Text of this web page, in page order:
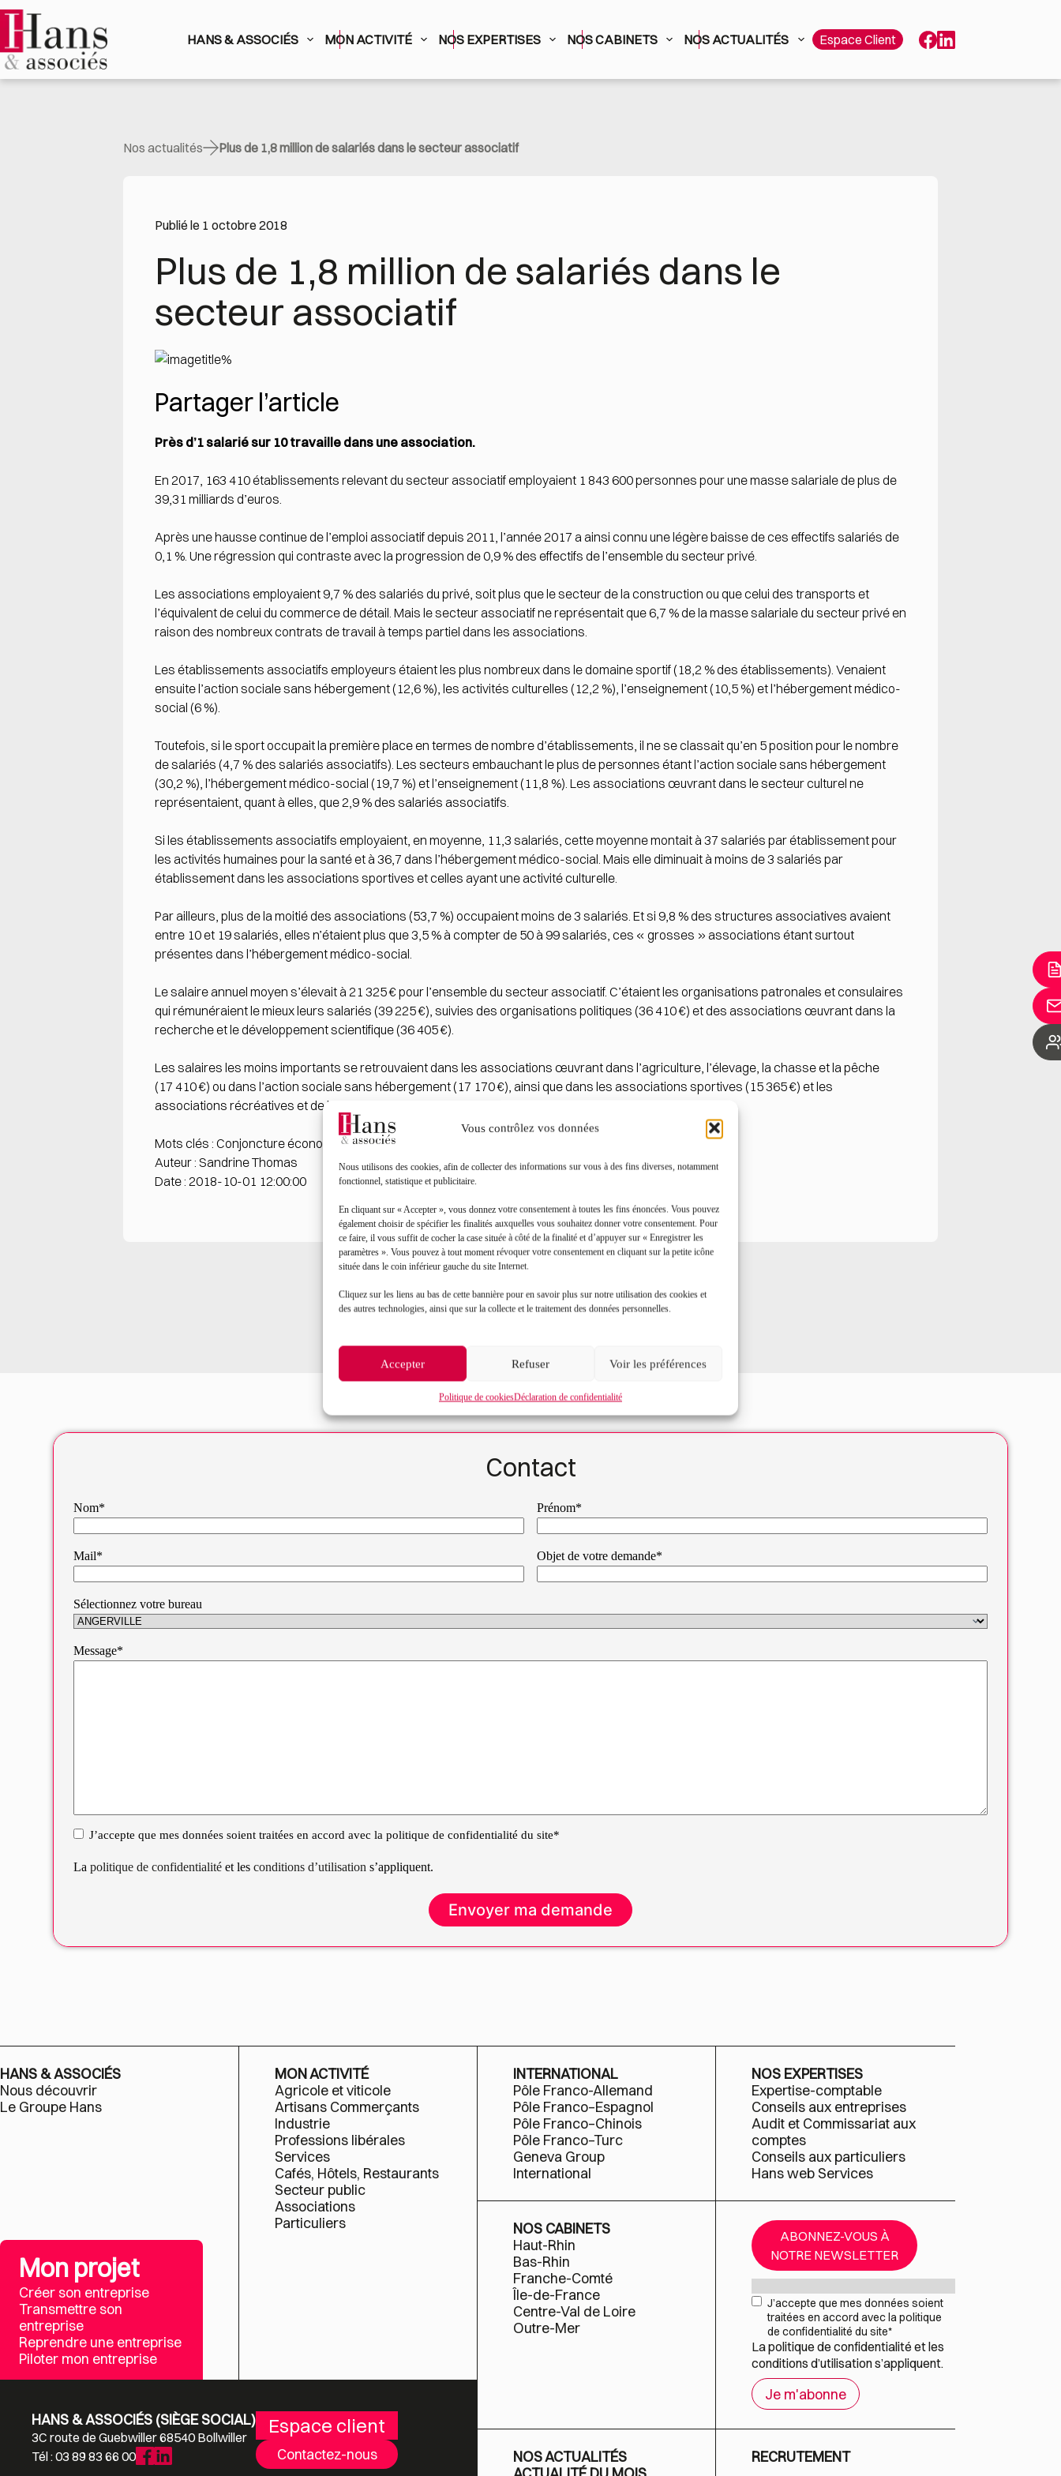
Vous contrôlez vos données
Nous utilisons des cookies, afin de collecter des informations sur vous à des fins diverses, notamment
fonctionnel, statistique et publicitaire.
En cliquant sur « Accepter », vous donnez votre consentement à toutes les fins énoncées. Vous pouvez
également choisir de spécifier les finalités auxquelles vous souhaitez donner votre consentement. Pour
ce faire, il vous suffit de cocher la case située à côté de la finalité et d’appuyer sur « Enregistrer les
paramètres ». Vous pouvez à tout moment révoquer votre consentement en cliquant sur la petite icône
située dans le coin inférieur gauche du site Internet.
Cliquez sur les liens au bas de cette bannière pour en savoir plus sur notre utilisation des cookies et
des autres technologies, ainsi que sur la collecte et le traitement des données personnelles.
Accepter Refuser Voir les préférences
Politique de cookiesDéclaration de confidentialité
contenu
HANS & ASSOCIÉS MON ACTIVITÉ NOS EXPERTISES NOS CABINETS NOS ACTUALITÉS Espace Client
Nos actualités Plus de 1,8 million de salariés dans le secteur associatif
Publié le 1 octobre 2018
Plus de 1,8 million de salariés dans le
secteur associatif
Partager l’article
Près d’1 salarié sur 10 travaille dans une association.
En 2017, 163 410 établissements relevant du secteur associatif employaient 1 843 600 personnes pour une masse salariale de plus de
39,31 milliards d’euros.
Après une hausse continue de l’emploi associatif depuis 2011, l’année 2017 a ainsi connu une légère baisse de ces effectifs salariés de
0,1 %. Une régression qui contraste avec la progression de 0,9 % des effectifs de l’ensemble du secteur privé.
Les associations employaient 9,7 % des salariés du privé, soit plus que le secteur de la construction ou que celui des transports et
l’équivalent de celui du commerce de détail. Mais le secteur associatif ne représentait que 6,7 % de la masse salariale du secteur privé en
raison des nombreux contrats de travail à temps partiel dans les associations.
Les établissements associatifs employeurs étaient les plus nombreux dans le domaine sportif (18,2 % des établissements). Venaient
ensuite l’action sociale sans hébergement (12,6 %), les activités culturelles (12,2 %), l’enseignement (10,5 %) et l’hébergement médico-
social (6 %).
Toutefois, si le sport occupait la première place en termes de nombre d’établissements, il ne se classait qu’en 5 position pour le nombre
de salariés (4,7 % des salariés associatifs). Les secteurs embauchant le plus de personnes étant l’action sociale sans hébergement
(30,2 %), l’hébergement médico-social (19,7 %) et l’enseignement (11,8 %). Les associations œuvrant dans le secteur culturel ne
représentaient, quant à elles, que 2,9 % des salariés associatifs.
Si les établissements associatifs employaient, en moyenne, 11,3 salariés, cette moyenne montait à 37 salariés par établissement pour
les activités humaines pour la santé et à 36,7 dans l’hébergement médico-social. Mais elle diminuait à moins de 3 salariés par
établissement dans les associations sportives et celles ayant une activité culturelle.
Par ailleurs, plus de la moitié des associations (53,7 %) occupaient moins de 3 salariés. Et si 9,8 % des structures associatives avaient
entre 10 et 19 salariés, elles n’étaient plus que 3,5 % à compter de 50 à 99 salariés, ces « grosses » associations étant surtout
présentes dans l’hébergement médico-social.
Le salaire annuel moyen s’élevait à 21 325 € pour l’ensemble du secteur associatif. C’étaient les organisations patronales et consulaires
qui rémunéraient le mieux leurs salariés (39 225 €), suivies des organisations politiques (36 410 €) et des associations œuvrant dans la
recherche et le développement scientifique (36 405 €).
Les salaires les moins importants se retrouvaient dans les associations œuvrant dans l’agriculture, l’élevage, la chasse et la pêche
(17 410 €) ou dans l’action sociale sans hébergement (17 170 €), ainsi que dans les associations sportives (15 365 €) et les
associations récréatives et de loisirs (14 430 €).
Mots clés : Conjoncture économique Juridique
Auteur : Sandrine Thomas
Date : 2018-10-01 12:00:00
Toutes les actualités
Contact
Nom* Prénom*
Mail* Objet de votre demande*
Sélectionnez votre bureau
Message*
RGPDJ’accepte que mes données soient traitées en accord avec la politique de confidentialité du site*
Lapolitique de confidentialité et lesconditions d’utilisations’appliquent.
HANS & ASSOCIÉS
Nous découvrir
Le Groupe Hans
Mon projet
Créer son entreprise
Transmettre son
entreprise
Reprendre une entreprise
Piloter mon entreprise
MON ACTIVITÉ
Agricole et viticole
Artisans Commerçants
Industrie
Professions libérales
Services
Cafés, Hôtels, Restaurants
Secteur public
Associations
Particuliers
HANS & ASSOCIÉS (SIÈGE SOCIAL)
3C route de Guebwiller 68540 Bollwiller
Tél : 03 89 83 66 00
Espace client
Contactez-nous
INTERNATIONAL
Pôle Franco-Allemand
Pôle Franco–Espagnol
Pôle Franco–Chinois
Pôle Franco–Turc
Geneva Group
International
NOS EXPERTISES
Expertise-comptable
Conseils aux entreprises
Audit et Commissariat aux
comptes
Conseils aux particuliers
Hans web Services
NOS CABINETS
Haut-Rhin
Bas-Rhin
Franche-Comté
Île-de-France
Centre-Val de Loire
Outre-Mer
ABONNEZ-VOUS À
NOTRE NEWSLETTER
RGPD*
J’accepte que mes données soient
traitées en accord avec la politique
de confidentialité du site*
Lapolitique de confidentialité et les
conditions d’utilisations’appliquent.
NOS ACTUALITÉS
RECRUTEMENT